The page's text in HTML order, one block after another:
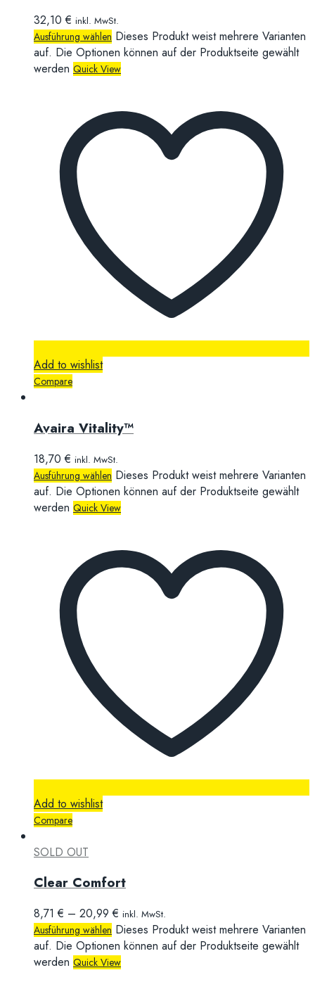
32,10€ inkl. MwSt.
Ausführung wählen Dieses Produkt weist mehrere Varianten
auf. Die Optionen können auf der Produktseite gewählt
werden Quick View
Add to wishlist
Compare
Avaira Vitality™
18,70€ inkl. MwSt.
Ausführung wählen Dieses Produkt weist mehrere Varianten
auf. Die Optionen können auf der Produktseite gewählt
werden Quick View
Add to wishlist
Compare
SOLD OUT
Clear Comfort
8,71€ – 20,99€ inkl. MwSt.
Ausführung wählen Dieses Produkt weist mehrere Varianten
auf. Die Optionen können auf der Produktseite gewählt
werden Quick View